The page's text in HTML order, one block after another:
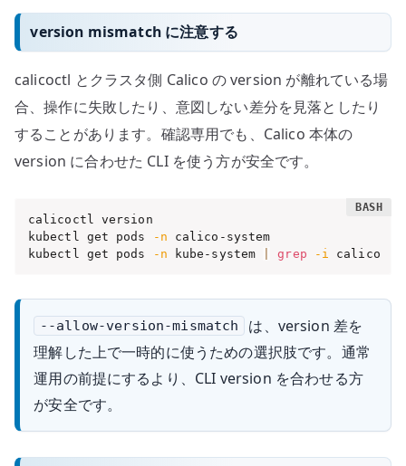
version mismatch に注意する
calicoctl とクラスタ側 Calico の version が離れている場
合、操作に失敗したり、意図しない差分を見落としたり
することがあります。確認専用でも、Calico 本体の
version に合わせた CLI を使う方が安全です。
calicoctl version
kubectl get pods
-n calico-system
kubectl get pods
-n kube-system grep -i calico
--allow-version-mismatch
は、version 差を
理解した上で一時的に使うための選択肢です。通常
運用の前提にするより、CLI version を合わせる方
が安全です。